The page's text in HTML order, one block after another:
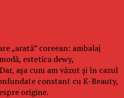
„arată” coreean: ambalaj
estetica dewy,
așa cum am văzut și în cazul
constant cu K-Beauty,
origine.